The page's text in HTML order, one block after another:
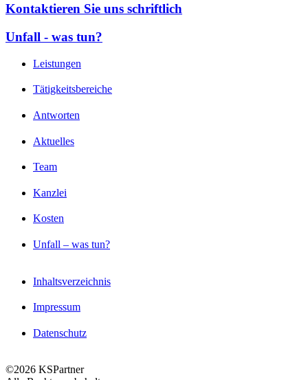
Kontaktieren Sie uns schriftlich
Unfall - was tun?
Leistungen
Tätigkeitsbereiche
Antworten
Aktuelles
Team
Kanzlei
Kosten
Unfall – was tun?
Inhaltsverzeichnis
Impressum
Datenschutz
©2026 KSPartner